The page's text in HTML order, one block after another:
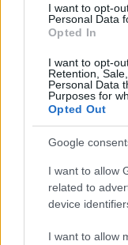
I want to opt-
Personal Data
Opted In
I want to opt-
Retention,
Personal Data
Purposes for
Opted Out
Google
I want to allow
related to
device
I want to allow
Geszti Péter, Dés